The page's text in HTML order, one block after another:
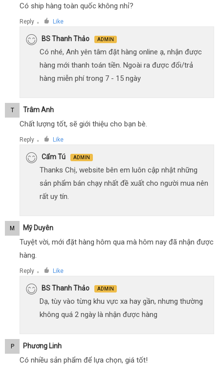
Có ship hàng toàn quốc không nhỉ?
Reply ● Like
BS Thanh Thảo ADMIN
Có nhé, Anh yên tâm đặt hàng online ạ, nhận được
hàng mới thanh toán tiền. Ngoài ra được đổi/trả
hàng miễn phí trong 7 - 15 ngày
T Trâm Anh
Chất lượng tốt, sẽ giới thiệu cho bạn bè.
Reply ● Like
Cẩm Tú ADMIN
Thanks Chị, website bên em luôn cập nhật những
sản phẩm bán chạy nhất đề xuất cho người mua nên
rất uy tín.
M Mỹ Duyên
Tuyệt vời, mới đặt hàng hôm qua mà hôm nay đã nhận được
hàng.
Reply ● Like
BS Thanh Thảo ADMIN
Dạ, tùy vào từng khu vực xa hay gần, nhưng thường
không quá 2 ngày là nhận được hàng
P Phương Linh
Có nhiều sản phẩm để lựa chọn, giá tốt!